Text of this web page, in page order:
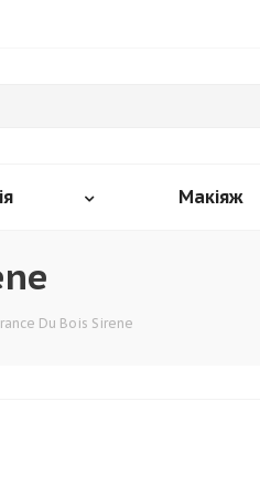
Макіяж
Du Bois Sirene